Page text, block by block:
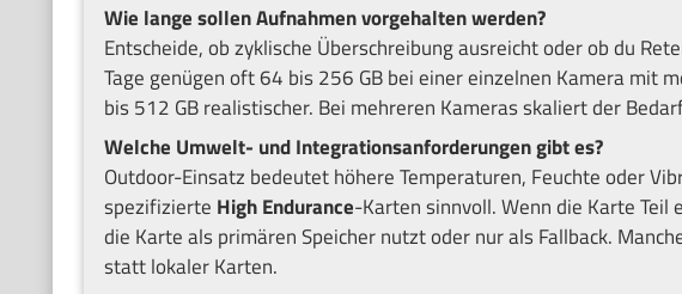
Wie lange sollen Aufnahmen vorgehalten werden?
Entscheide, ob zyklische Überschreibung ausreicht oder ob du
Tage genügen oft 64 bis 256 GB bei einer einzelnen Kamera mit
bis 512 GB realistischer. Bei mehreren Kameras skaliert der
Welche Umwelt- und Integrationsanforderungen gibt es?
Outdoor-Einsatz bedeutet höhere Temperaturen, Feuchte oder
spezifizierte High Endurance-Karten sinnvoll. Wenn die Karte Teil
die Karte als primären Speicher nutzt oder nur als Fallback.
statt lokaler Karten.